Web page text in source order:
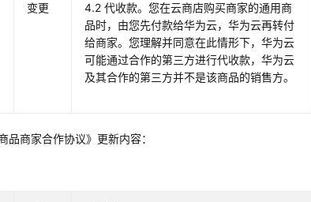
变更
4.2 代收款。您在云商店购买商家的通用商
品时，由您先付款给华为云，华为云再转付
给商家。您理解并同意在此情形下，华为云
可能通过合作的第三方进行代收款，华为云
及其合作的第三方并不是该商品的销售方。
品商家合作协议》更新内容：